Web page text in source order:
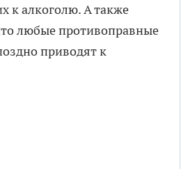
к алкоголю. А также
любые противоправные
приводят к